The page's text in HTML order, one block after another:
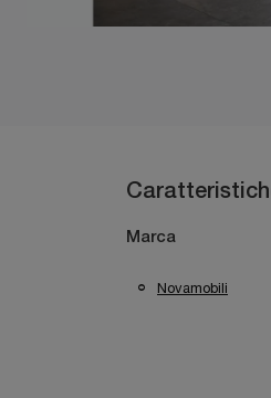
Marca
Novamobili